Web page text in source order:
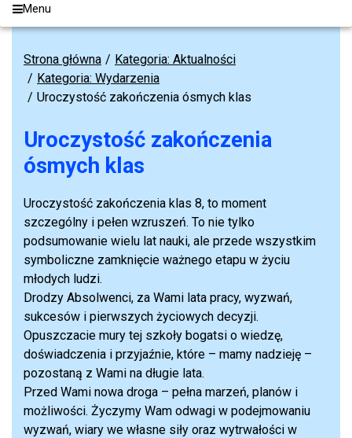
Menu
Strona główna
Kategoria: Aktualności
Kategoria: Wydarzenia
Uroczystość zakończenia ósmych klas
Uroczystość zakończenia
ósmych klas
Uroczystość zakończenia klas 8, to moment
szczególny i pełen wzruszeń. To nie tylko
podsumowanie wielu lat nauki, ale przede wszystkim
symboliczne zamknięcie ważnego etapu w życiu
młodych ludzi.
Drodzy Absolwenci, za Wami lata pracy, wyzwań,
sukcesów i pierwszych życiowych decyzji.
Opuszczacie mury tej szkoły bogatsi o wiedzę,
doświadczenia i przyjaźnie, które – mamy nadzieję –
pozostaną z Wami na długie lata.
Przed Wami nowa droga – pełna marzeń, planów i
możliwości. Życzymy Wam odwagi w podejmowaniu
wyzwań, wiary we własne siły oraz wytrwałości w